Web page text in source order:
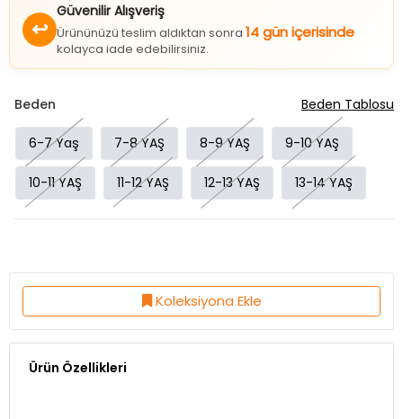
↩
Güvenilir Alışveriş
Ürününüzü teslim aldıktan sonra 14 gün içerisinde
kolayca iade edebilirsiniz.
Beden
6-7 Yaş 7-8 YAŞ 8-9 YAŞ 9-10 YAŞ
10-11 YAŞ 11-12 YAŞ 12-13 YAŞ 13-14 YAŞ
Beden Tablosu
Koleksiyona Ekle
Ürün Özellikleri